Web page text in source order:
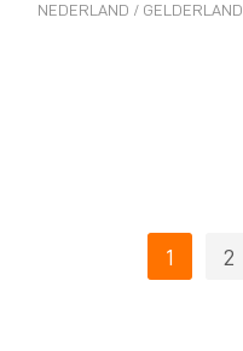
NEDERLAND / GELDERLAND
1 2